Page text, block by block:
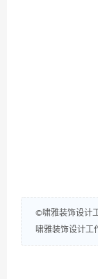
©啸雅装饰设计
啸雅装饰设计工